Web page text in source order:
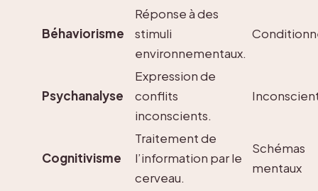
Béhaviorisme
Réponse à des
stimuli
environnementaux.
Psychanalyse
Expression de
conflits
inconscients.
Cognitivisme
Traitement de
l’information par le
cerveau.
Schémas
mentaux